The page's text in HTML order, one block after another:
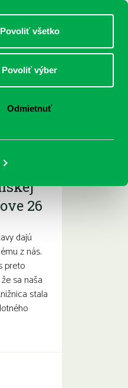
Povoliť všetko
Povoliť výber
Odmietnuť
DOSPELÍ
26
dajú
z nás.
preto
sa naša
stala